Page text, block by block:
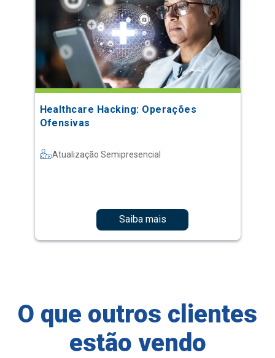
Healthcare Hacking: Operações
Ofensivas
Atualização Semipresencial
Saiba mais
O que outros clientes
estão vendo